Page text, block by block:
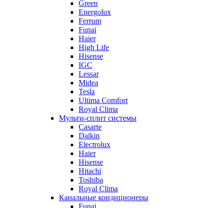
Green
Energolux
Ferrum
Funai
Haier
High Life
Hisense
IGC
Lessar
Midea
Tesla
Ultima Comfort
Royal Clima
Мульти-сплит системы
Casarte
Daikin
Electrolux
Haier
Hisense
Hitachi
Toshiba
Royal Clima
Канальные кондиционеры
Funai